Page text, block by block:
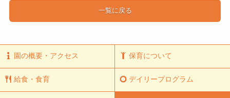
一覧に戻る
園の概要・アクセス 保育について
給食・食育 デイリープログラム